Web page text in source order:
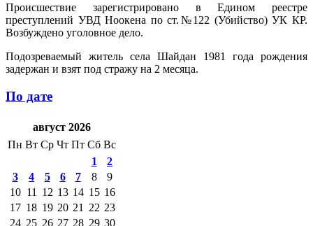
Происшествие зарегистрировано в Едином реестре
преступлений УВД Ноокена по ст.№122 (Убийство) УК КР.
Возбуждено уголовное дело.
Подозреваемый житель села Шайдан 1981 года рождения
задержан и взят под стражу на 2 месяца.
По дате
август 2026
Пн Вт Ср Чт Пт Сб Вс
1
2
3
4 5 6 7 8
9
10 11 12 13 14 15 16
17 18 19 20 21 22 23
24 25 26 27 28 29 30